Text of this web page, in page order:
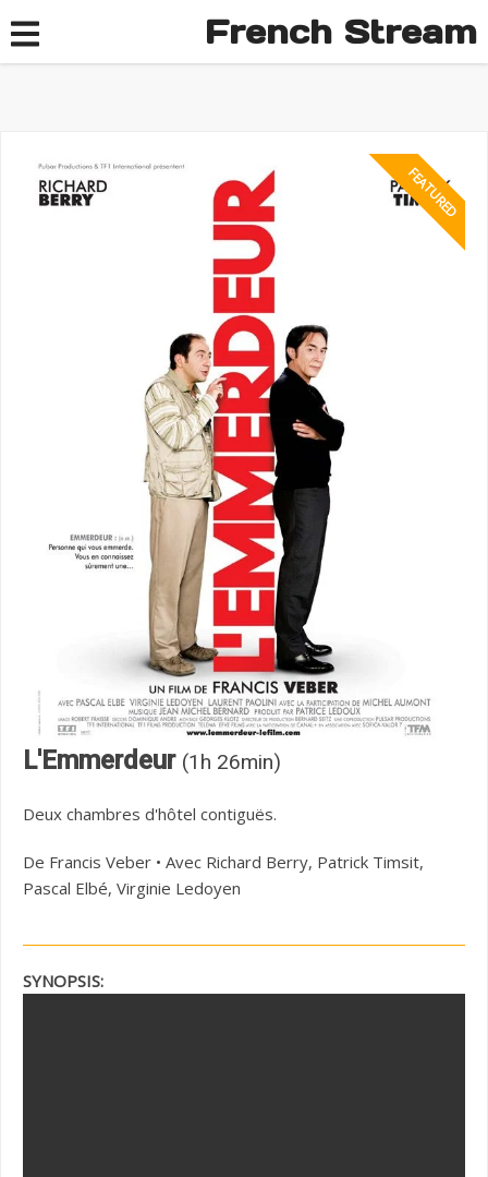
French Stream
L'Emmerdeur (1h 26min)
Deux chambres d'hôtel contiguës.
De Francis Veber • Avec Richard Berry, Patrick Timsit,
Pascal Elbé, Virginie Ledoyen
SYNOPSIS: